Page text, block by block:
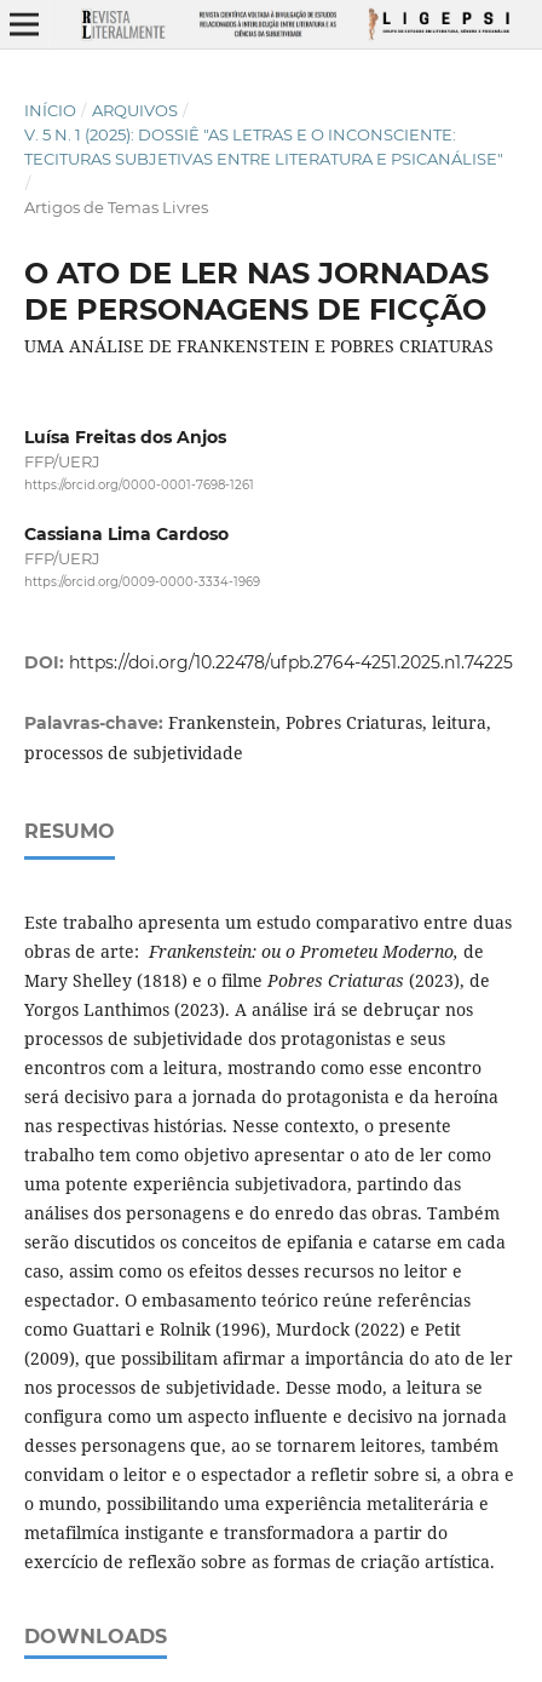
INÍCIO / ARQUIVOS /
V. 5 N. 1 (2025): DOSSIÊ "AS LETRAS E O INCONSCIENTE:
TECITURAS SUBJETIVAS ENTRE LITERATURA E PSICANÁLISE"
/
Artigos de Temas Livres
O ATO DE LER NAS JORNADAS
DE PERSONAGENS DE FICÇÃO
UMA ANÁLISE DE FRANKENSTEIN E POBRES CRIATURAS
Luísa Freitas dos Anjos
FFP/UERJ
https://orcid.org/0000-0001-7698-1261
Cassiana Lima Cardoso
FFP/UERJ
https://orcid.org/0009-0000-3334-1969
DOI: https://doi.org/10.22478/ufpb.2764-4251.2025.n1.74225
Palavras-chave: Frankenstein, Pobres Criaturas, leitura,
processos de subjetividade
RESUMO
Este trabalho apresenta um estudo comparativo entre duas
obras de arte: Frankenstein: ou o Prometeu Moderno, de
Mary Shelley (1818) e o filme Pobres Criaturas (2023), de
Yorgos Lanthimos (2023). A análise irá se debruçar nos
processos de subjetividade dos protagonistas e seus
encontros com a leitura, mostrando como esse encontro
será decisivo para a jornada do protagonista e da heroína
nas respectivas histórias. Nesse contexto, o presente
trabalho tem como objetivo apresentar o ato de ler como
uma potente experiência subjetivadora, partindo das
análises dos personagens e do enredo das obras. Também
serão discutidos os conceitos de epifania e catarse em cada
caso, assim como os efeitos desses recursos no leitor e
espectador. O embasamento teórico reúne referências
como Guattari e Rolnik (1996), Murdock (2022) e Petit
(2009), que possibilitam afirmar a importância do ato de ler
nos processos de subjetividade. Desse modo, a leitura se
configura como um aspecto influente e decisivo na jornada
desses personagens que, ao se tornarem leitores, também
convidam o leitor e o espectador a refletir sobre si, a obra e
o mundo, possibilitando uma experiência metaliterária e
metafilmíca instigante e transformadora a partir do
exercício de reflexão sobre as formas de criação artística.
DOWNLOADS